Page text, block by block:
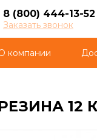
8 (800) 444-13-52
Заказать звонок
компании
12